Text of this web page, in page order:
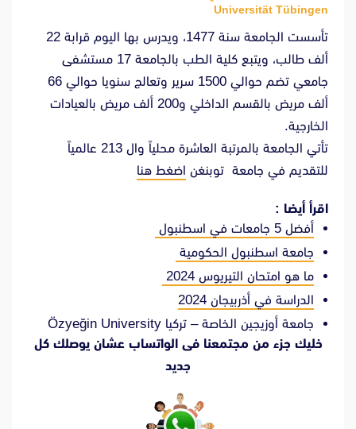
Universität Tübingen
تأسست الجامعة سنة 1477، ويدرس بها اليوم قرابة 22
ألف طالب، ويتبع كلية الطب بالجامعة 17 مستشفى
جامعي تضم حوالي 1500 سرير وتعالج سنويا حوالي 66
ألف مريض بالقسم الداخلي و200 ألف مريض بالعيادات
الخارجية.
تأتي الجامعة بالمرتبة العاشرة محلياً وال 213 عالمياً
للتقديم في جامعة توبنغن اضغط هنا
اقرأ أيضا :
أفضل 5 جامعات في اسطنبول
جامعة اسطنبول الحكومية
ما هو امتحان التيريوس 2024
الدراسة في أذربيجان 2024
جامعة أوزيجين الخاصة – تركيا Özyeğin University
خليك جزء من مجتمعنا فى الواتساب عشان يوصلك كل
جديد